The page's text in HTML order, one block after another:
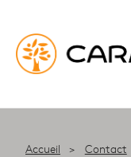
Accueil Contact